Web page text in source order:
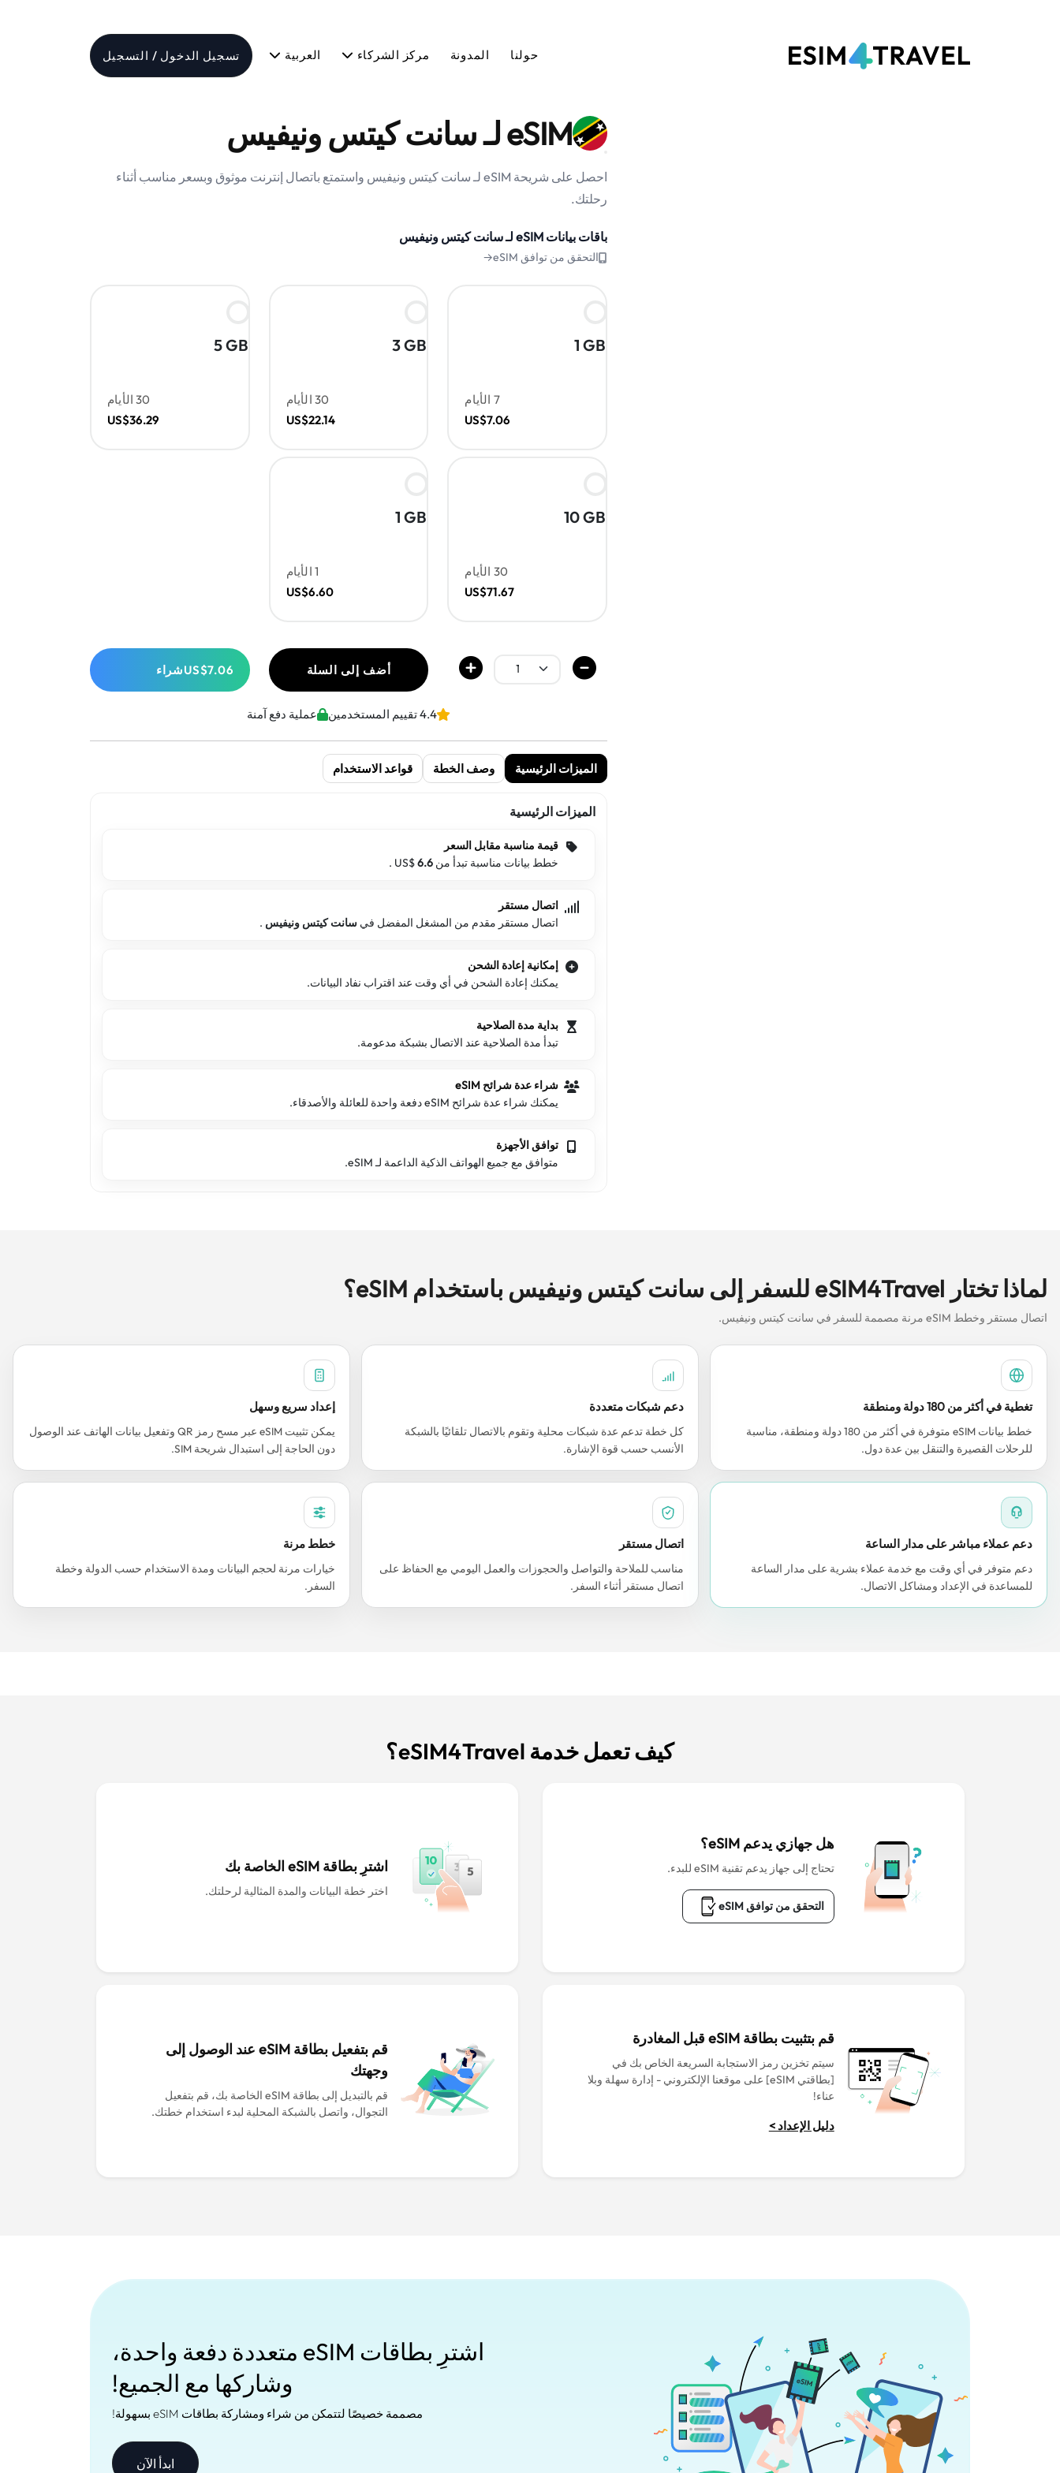
حولنا المدونة مركز الشركاء العربية تسجيل الدخول / التسجيل
eSIM لـ سانت كيتس ونيفيس
احصل على شريحة eSIM لـ سانت كيتس ونيفيس واستمتع باتصال إنترنت موثوق وبسعر مناسب أثناء
رحلتك.
باقات بيانات eSIM لـ سانت كيتس ونيفيس
التحقق من توافق eSIM→
1 GB
7 الأيام
US$7.06
3 GB
30 الأيام
US$22.14
5 GB
30 الأيام
US$36.29
10 GB
30 الأيام
US$71.67
1 GB
1 الأيام
US$6.60
أضف إلى السلة شراءUS$7.06
4.4 تقييم المستخدمين عملية دفع آمنة
الميزات الرئيسية وصف الخطة قواعد الاستخدام
الميزات الرئيسية
قيمة مناسبة مقابل السعر
خطط بيانات مناسبة تبدأ من US$ 6.6
.
اتصال مستقر
اتصال مستقر مقدم من المشغل المفضل في سانت كيتس ونيفيس .
إمكانية إعادة الشحن
يمكنك إعادة الشحن في أي وقت عند اقتراب نفاد البيانات.
بداية مدة الصلاحية
تبدأ مدة الصلاحية عند الاتصال بشبكة مدعومة.
شراء عدة شرائح eSIM
يمكنك شراء عدة شرائح eSIM دفعة واحدة للعائلة والأصدقاء.
توافق الأجهزة
متوافق مع جميع الهواتف الذكية الداعمة لـ eSIM.
لماذا تختار eSIM4Travel للسفر إلى سانت كيتس ونيفيس باستخدام eSIM؟
اتصال مستقر وخطط eSIM مرنة مصممة للسفر في سانت كيتس ونيفيس.
تغطية في أكثر من 180 دولة ومنطقة
خطط بيانات eSIM متوفرة في أكثر من 180 دولة ومنطقة، مناسبة
للرحلات القصيرة والتنقل بين عدة دول.
دعم شبكات متعددة
كل خطة تدعم عدة شبكات محلية وتقوم بالاتصال تلقائيًا بالشبكة
الأنسب حسب قوة الإشارة.
إعداد سريع وسهل
يمكن تثبيت eSIM عبر مسح رمز QR وتفعيل بيانات الهاتف عند الوصول
دون الحاجة إلى استبدال شريحة SIM.
دعم عملاء مباشر على مدار الساعة
دعم متوفر في أي وقت مع خدمة عملاء بشرية على مدار الساعة
للمساعدة في الإعداد ومشاكل الاتصال.
اتصال مستقر
مناسب للملاحة والتواصل والحجوزات والعمل اليومي مع الحفاظ على
اتصال مستقر أثناء السفر.
خطط مرنة
خيارات مرنة لحجم البيانات ومدة الاستخدام حسب الدولة وخطة
السفر.
كيف تعمل خدمة eSIM4Travel؟
هل جهازي يدعم eSIM؟
تحتاج إلى جهاز يدعم تقنية eSIM للبدء.
التحقق من توافق eSIM
اشترِ بطاقة eSIM الخاصة بك
اختر خطة البيانات والمدة المثالية لرحلتك.
قم بتثبيت بطاقة eSIM قبل المغادرة
سيتم تخزين رمز الاستجابة السريعة الخاص بك في
[بطاقتي eSIM] على موقعنا الإلكتروني - إدارة سهلة وبلا
عناء!
دليل الإعداد >
قم بتفعيل بطاقة eSIM عند الوصول إلى
وجهتك
قم بالتبديل إلى بطاقة eSIM الخاصة بك، قم بتفعيل
التجوال، واتصل بالشبكة المحلية لبدء استخدام خطتك.
اشترِ بطاقات eSIM متعددة دفعة واحدة،
وشاركها مع الجميع!
مصممة خصيصًا لتتمكن من شراء ومشاركة بطاقات eSIM بسهولة!
ابدأ الآن